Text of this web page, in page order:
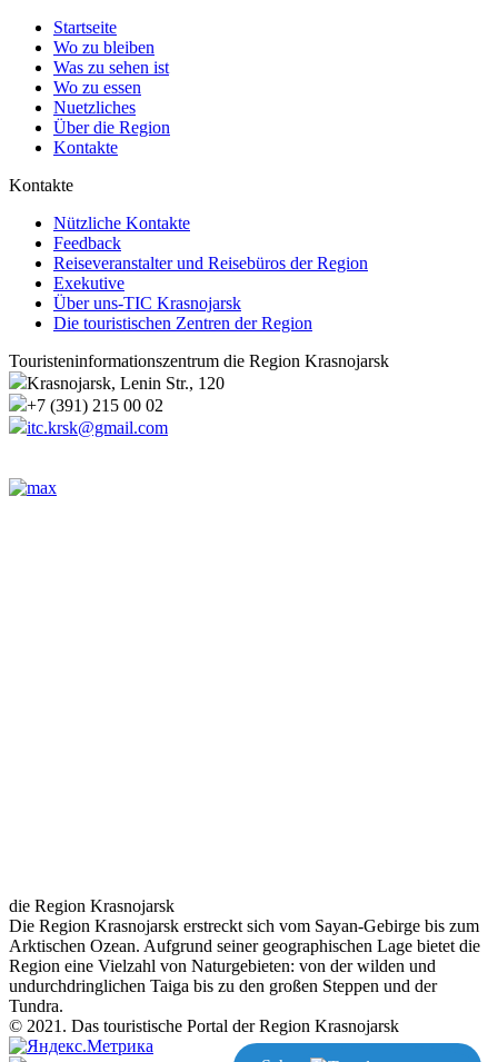
Startseite
Wo zu bleiben
Was zu sehen ist
Wo zu essen
Nuetzliches
Über die Region
Kontakte
Kontakte
Nützliche Kontakte
Feedback
Reiseveranstalter und Reisebüros der Region
Exekutive
Über uns-TIC Krasnojarsk
Die touristischen Zentren der Region
Touristeninformationszentrum die Region Krasnojarsk
Krasnojarsk, Lenin Str., 120
+7 (391) 215 00 02
itc.krsk@gmail.com
die Region Krasnojarsk
Die Region Krasnojarsk erstreckt sich vom Sayan-Gebirge bis zum
Arktischen Ozean. Aufgrund seiner geographischen Lage bietet die
Region eine Vielzahl von Naturgebieten: von der wilden und
undurchdringlichen Taiga bis zu den großen Steppen und der
Tundra.
© 2021. Das touristische Portal der Region Krasnojarsk